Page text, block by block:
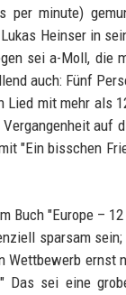
per minute)
Heinser in
sei a-Moll, die
auch: Fünf
mit mehr als
auf
"Ein bisschen
Buch "Europe –
sparsam
ernst
Das sei eine